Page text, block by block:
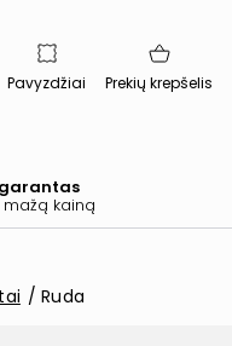
Pavyzdžiai Prekių krepšelis
mažą kainą
Ruda